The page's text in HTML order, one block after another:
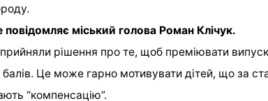
повідомляє міський голова Роман Клічук.
рішення про те, щоб преміювати
Це може гарно мотивувати дітей, що за
“компенсацію”.